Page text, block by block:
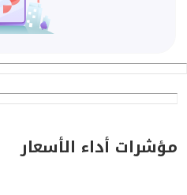
مؤشرات أداء الأسعار